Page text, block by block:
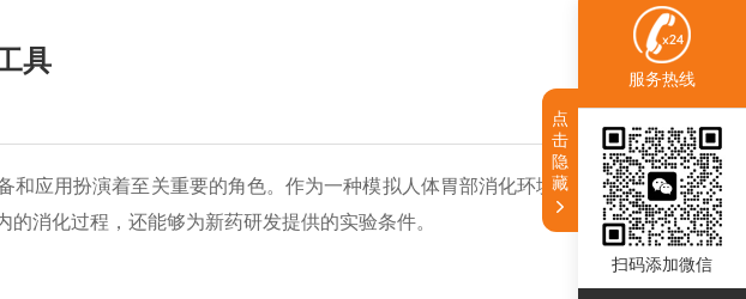
具
应用扮演着至关重要的角色。作为一种模拟人体胃部消化环境的液体，人工胃液不
消化过程，还能够为新药研发提供的实验条件。
服务热线
扫码添加微信
点
击
隐
藏